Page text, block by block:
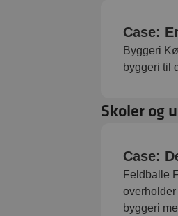
Case:
Byggeri
byggeri til
Skoler og
Case:
Feldballe
byggeri